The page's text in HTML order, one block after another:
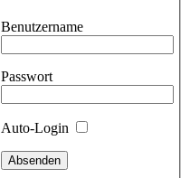
Benutzername
Passwort
Auto-Login